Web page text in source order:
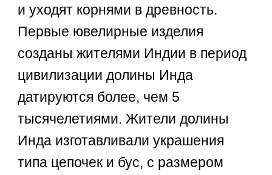
и уходят корнями в древность.
Первые ювелирные изделия
созданы жителями Индии в период
цивилизации долины Инда
датируются более, чем 5
тысячелетиями. Жители долины
Инда изготавливали украшения
типа цепочек и бус, с размером